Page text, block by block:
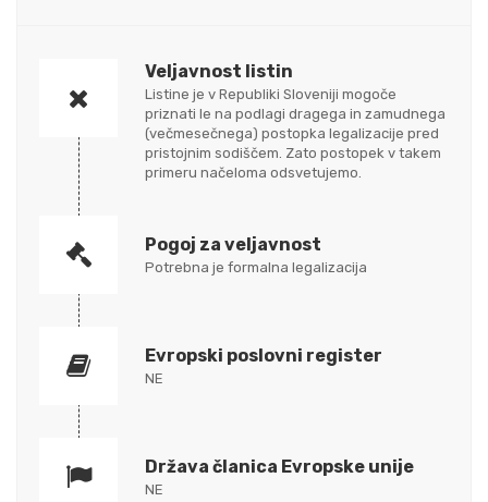
Veljavnost listin
Listine je v Republiki Sloveniji mogoče
priznati le na podlagi dragega in zamudnega
(večmesečnega) postopka legalizacije pred
pristojnim sodiščem. Zato postopek v takem
primeru načeloma odsvetujemo.
Pogoj za veljavnost
Potrebna je formalna legalizacija
Evropski poslovni register
NE
Država članica Evropske unije
NE